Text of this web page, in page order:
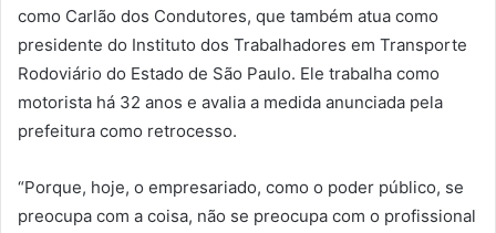
como Carlão dos Condutores, que também atua como
presidente do Instituto dos Trabalhadores em Transporte
Rodoviário do Estado de São Paulo. Ele trabalha como
motorista há 32 anos e avalia a medida anunciada pela
prefeitura como retrocesso.
“Porque, hoje, o empresariado, como o poder público, se
preocupa com a coisa, não se preocupa com o profissional